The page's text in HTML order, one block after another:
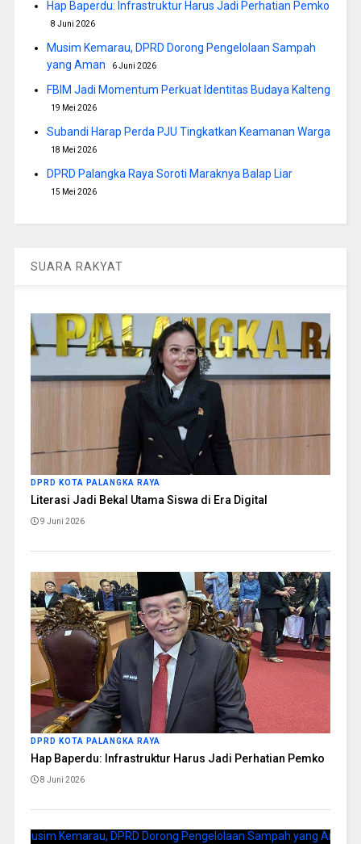
Hap Baperdu: Infrastruktur Harus Jadi Perhatian Pemko
8 Juni 2026
Musim Kemarau, DPRD Dorong Pengelolaan Sampah
yang Aman
6 Juni 2026
FBIM Jadi Momentum Perkuat Identitas Budaya Kalteng
19 Mei 2026
Subandi Harap Perda PJU Tingkatkan Keamanan Warga
18 Mei 2026
DPRD Palangka Raya Soroti Maraknya Balap Liar
15 Mei 2026
SUARA RAKYAT
DPRD KOTA PALANGKA RAYA
Literasi Jadi Bekal Utama Siswa di Era Digital
9 Juni 2026
DPRD KOTA PALANGKA RAYA
Hap Baperdu: Infrastruktur Harus Jadi Perhatian Pemko
8 Juni 2026